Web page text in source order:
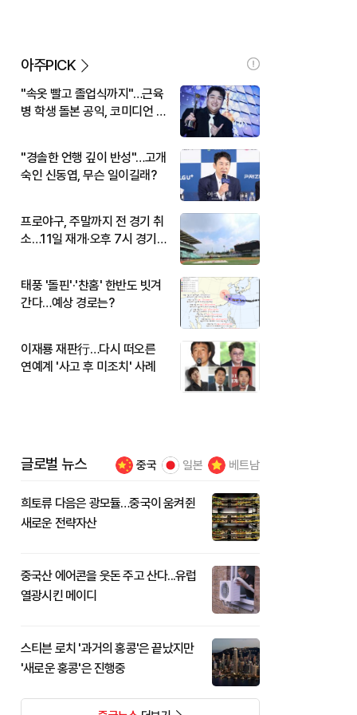
아주PICK
"속옷 빨고 졸업식까지"…근육
병 학생 돌본 공익, 코미디언 김
"경솔한 언행 깊이 반성"…고개
숙인 신동엽, 무슨 일이길래?
프로야구, 주말까지 전 경기 취
소…11일 재개·오후 7시 경기
태풍 '돌핀'·'찬홈' 한반도 빗겨
간다…예상 경로는?
이재룡 재판行…다시 떠오른
연예계 '사고 후 미조치' 사례
글로벌 뉴스 중국 일본 베트남
희토류 다음은 광모듈…중국이 움켜쥔
새로운 전략자산
중국산 에어콘을 웃돈 주고 산다...유럽
열광시킨 메이디
스티븐 로치 '과거의 홍콩'은 끝났지만
'새로운 홍콩'은 진행중